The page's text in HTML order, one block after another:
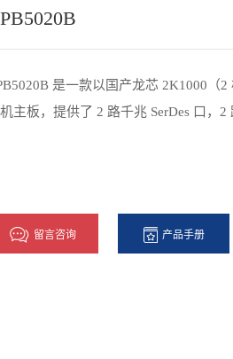
是一款以国产龙芯 2K1000（
主板，提供了 2 路千兆 SerDes 口，2
留言咨询 产品手册